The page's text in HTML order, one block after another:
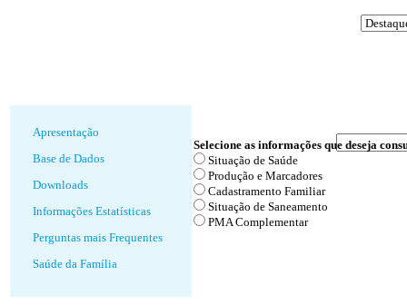
Apresentação
Base de Dados
Downloads
Informações Estatísticas
Perguntas mais Frequentes
Saúde da Família
Selecione as informações que deseja
Situação de Saúde
Produção e Marcadores
Cadastramento Familiar
Situação de Saneamento
PMA Complementar